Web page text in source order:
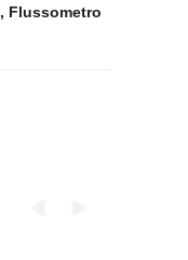
, Flussometro